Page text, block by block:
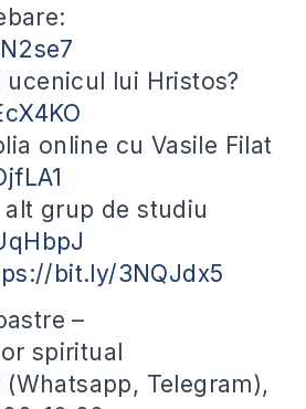
ucenicul lui Hristos?
online cu Vasile Filat
grup de studiu
bit.ly/3NQJdx5
–
spiritual
Telegram),